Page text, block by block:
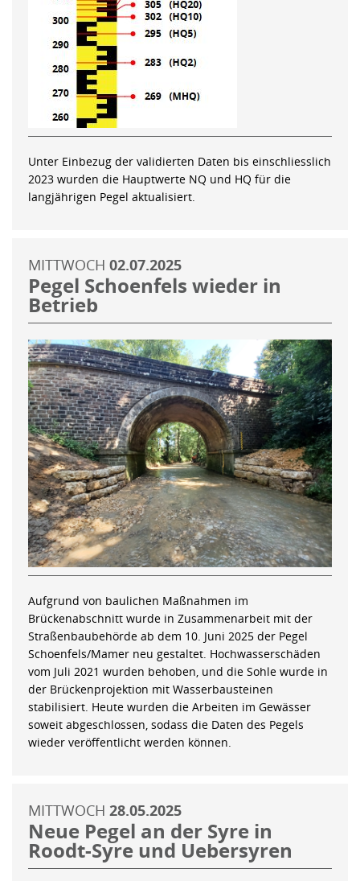
Unter Einbezug der validierten Daten bis einschliesslich
2023 wurden die Hauptwerte NQ und HQ für die
langjährigen Pegel aktualisiert.
MITTWOCH 02.07.2025
Pegel Schoenfels wieder in
Betrieb
Aufgrund von baulichen Maßnahmen im
Brückenabschnitt wurde in Zusammenarbeit mit der
Straßenbaubehörde ab dem 10. Juni 2025 der Pegel
Schoenfels/Mamer neu gestaltet. Hochwasserschäden
vom Juli 2021 wurden behoben, und die Sohle wurde in
der Brückenprojektion mit Wasserbausteinen
stabilisiert. Heute wurden die Arbeiten im Gewässer
soweit abgeschlossen, sodass die Daten des Pegels
wieder veröffentlicht werden können.
MITTWOCH 28.05.2025
Neue Pegel an der Syre in
Roodt-Syre und Uebersyren